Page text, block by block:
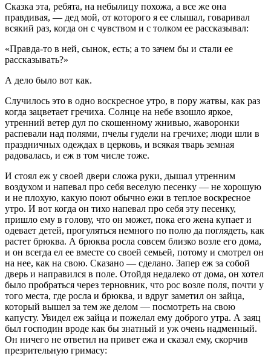
Сказка эта, ребята, на небылицу похожа, а все же она
правдивая, — дед мой, от которого я ее слышал, говаривал
всякий раз, когда он с чувством и с толком ее рассказывал:
«Правда-то в ней, сынок, есть; а то зачем бы и стали ее
рассказывать?»
А дело было вот как.
Случилось это в одно воскресное утро, в пору жатвы, как раз
когда зацветает гречиха. Солнце на небе взошло яркое,
утренний ветер дул по скошенному жнивью, жаворонки
распевали над полями, пчелы гудели на гречихе; люди шли в
праздничных одеждах в церковь, и всякая тварь земная
радовалась, и еж в том числе тоже.
И стоял еж у своей двери сложа руки, дышал утренним
воздухом и напевал про себя веселую песенку — не хорошую
и не плохую, какую поют обычно ежи в теплое воскресное
утро. И вот когда он тихо напевал про себя эту песенку,
пришло ему в голову, что он может, пока его жена купает и
одевает детей, прогуляться немного по полю да поглядеть, как
растет брюква. А брюква росла совсем близко возле его дома,
и он всегда ел ее вместе со своей семьей, потому и смотрел он
на нее, как на свою. Сказано — сделано. Запер еж за собой
дверь и направился в поле. Отойдя недалеко от дома, он хотел
было пробраться через терновник, что рос возле поля, почти у
того места, где росла и брюква, и вдруг заметил он зайца,
который вышел за тем же делом — посмотреть на свою
капусту. Увидел еж зайца и пожелал ему доброго утра. А заяц
был господин вроде как бы знатный и уж очень надменный.
Он ничего не ответил на привет ежа и сказал ему, скорчив
презрительную гримасу: